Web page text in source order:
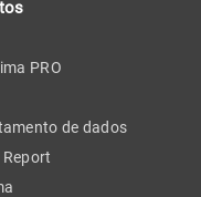
PRO
de dados